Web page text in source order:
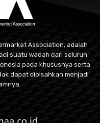
Association, adalah
suatu wadah dari seluruh
pada khususnya serta
dapat dipisahkan menjadi